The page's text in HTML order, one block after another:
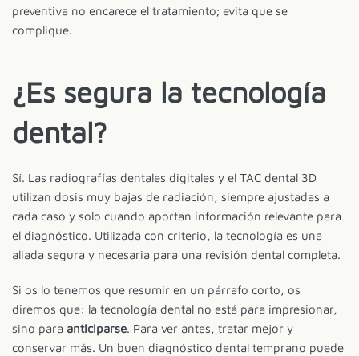
preventiva no encarece el tratamiento; evita que se
complique.
¿Es segura la tecnología
dental?
Sí. Las radiografías dentales digitales y el TAC dental 3D
utilizan dosis muy bajas de radiación, siempre ajustadas a
cada caso y solo cuando aportan información relevante para
el diagnóstico. Utilizada con criterio, la tecnología es una
aliada segura y necesaria para una revisión dental completa.
Si os lo tenemos que resumir en un párrafo corto, os
diremos que: la tecnología dental no está para impresionar,
sino para anticiparse. Para ver antes, tratar mejor y
conservar más. Un buen diagnóstico dental temprano puede